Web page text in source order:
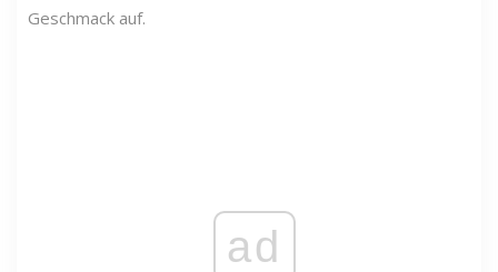
Geschmack auf.
ad